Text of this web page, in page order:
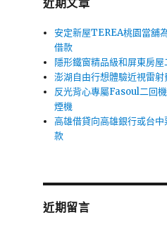
近期文章
安定新屋TEREA桃園當舖
借款
隱形鐵窗精品級和屏東房
澎湖自由行想體驗近視雷
反光背心專屬Fasoul二回
煙機
高雄借貸向高雄銀行或台
款
近期留言